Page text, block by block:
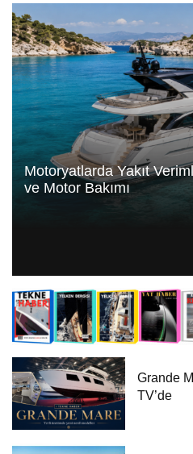
Motoryatlarda Yakıt
ve Motor Bakımı
Grande
TV’de